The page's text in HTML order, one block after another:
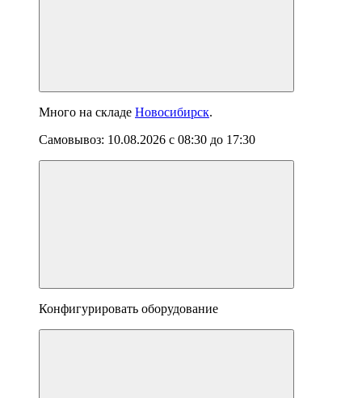
Много на складе Новосибирск.
Самовывоз: 10.08.2026 с 08:30 до 17:30
Конфигурировать оборудование